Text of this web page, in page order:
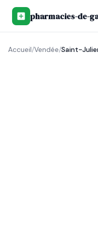
pharmacies-de-
Accueil/Vendée/Saint-